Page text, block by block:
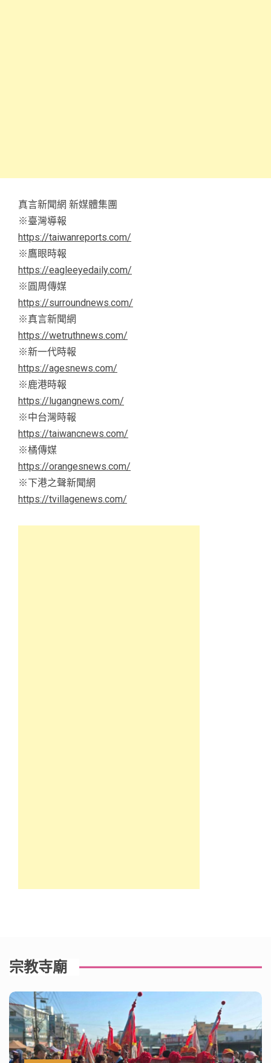
真言新聞網 新媒體集團
※臺灣導報
https://taiwanreports.com/
※鷹眼時報
https://eagleeyedaily.com/
※圓周傳媒
https://surroundnews.com/
※真言新聞網
https://wetruthnews.com/
※新一代時報
https://agesnews.com/
※鹿港時報
https://lugangnews.com/
※中台灣時報
https://taiwancnews.com/
※橘傳媒
https://orangesnews.com/
※下港之聲新聞網
https://tvillagenews.com/
宗教寺廟